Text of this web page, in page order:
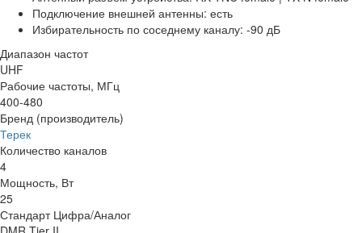
Подключение внешней антенны: есть
Избирательность по соседнему каналу: -90 дБ
Диапазон частот
UHF
Рабочие частоты, МГц
400-480
Бренд (производитель)
Терек
Количество каналов
4
Мощность, Вт
25
Стандарт Цифра/Аналог